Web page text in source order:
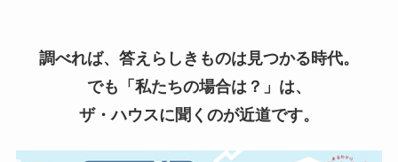
調べれば、答えらしきものは見つかる時代。
でも「私たちの場合は？」は、
ザ・ハウスに聞くのが近道です。